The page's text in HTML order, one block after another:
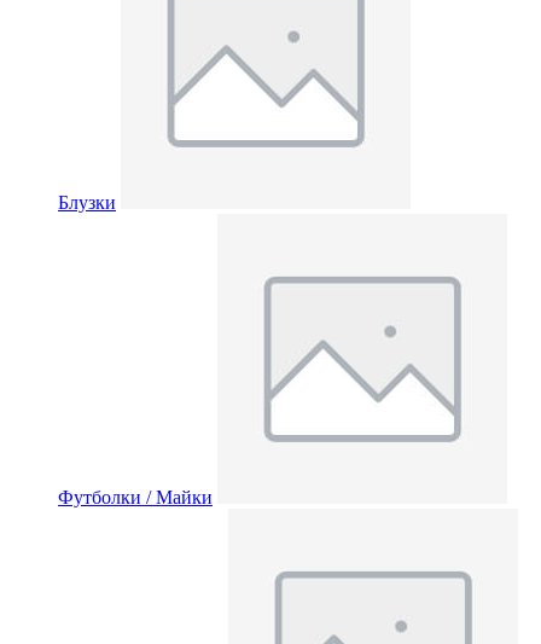
Блузки
Футболки / Майки